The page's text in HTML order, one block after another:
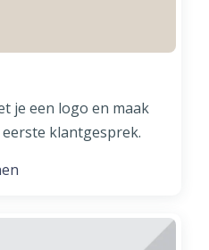
je een logo en maak
klantgesprek.